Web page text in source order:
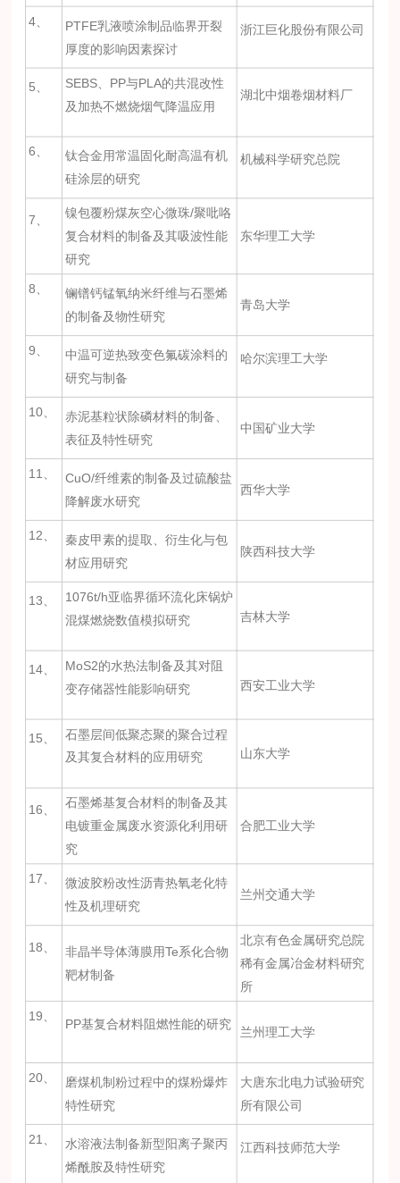
4、 PTFE乳液喷涂制品临界开裂
厚度的影响因素探讨
浙江巨化股份有限公司
5、
SEBS、PP与PLA的共混改性
及加热不燃烧烟气降温应用
湖北中烟卷烟材料厂
6、
钛合金用常温固化耐高温有机
硅涂层的研究
机械科学研究总院
7、
镍包覆粉煤灰空心微珠/聚吡咯
复合材料的制备及其吸波性能
研究
东华理工大学
8、 镧镨钙锰氧纳米纤维与石墨烯
的制备及物性研究
青岛大学
9、
中温可逆热致变色氟碳涂料的
研究与制备
哈尔滨理工大学
10、 赤泥基粒状除磷材料的制备、
表征及特性研究
中国矿业大学
11、
CuO/纤维素的制备及过硫酸盐
降解废水研究
西华大学
12、 秦皮甲素的提取、衍生化与包
材应用研究
陕西科技大学
13、 1076t/h亚临界循环流化床锅炉
混煤燃烧数值模拟研究 吉林大学
14、
MoS2的水热法制备及其对阻
变存储器性能影响研究
西安工业大学
15、 石墨层间低聚态聚的聚合过程
及其复合材料的应用研究 山东大学
16、 石墨烯基复合材料的制备及其
电镀重金属废水资源化利用研
究
合肥工业大学
17、
微波胶粉改性沥青热氧老化特
性及机理研究
兰州交通大学
18、 非晶半导体薄膜用Te系化合物
靶材制备
北京有色金属研究总院
稀有金属冶金材料研究
所
19、
PP基复合材料阻燃性能的研究
兰州理工大学
20、
磨煤机制粉过程中的煤粉爆炸
特性研究
大唐东北电力试验研究
所有限公司
21、
水溶液法制备新型阳离子聚丙
烯酰胺及特性研究
江西科技师范大学